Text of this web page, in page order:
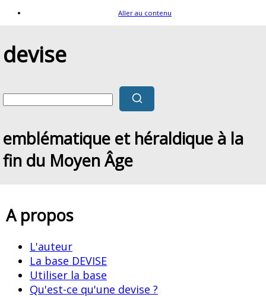
Aller au contenu
devise
emblématique et héraldique à la
fin du Moyen Âge
A propos
L'auteur
La base DEVISE
Utiliser la base
Qu'est-ce qu'une devise ?